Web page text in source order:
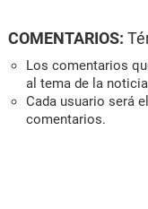
COMENTARIOS:
Los comentarios
al tema de la
Cada usuario será
comentarios.